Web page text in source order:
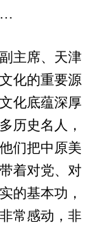
主席、天津
化的重要源
化底蕴深厚
历史名人，
们把中原美
着对党、对
的基本功，
常感动，非